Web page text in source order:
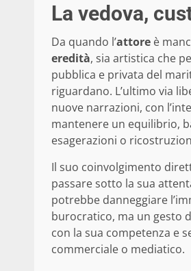
La vedova,
Da quando l’attore è
eredità, sia artistica che
pubblica e privata del
riguardano. L’ultimo via
nuove narrazioni, con
mantenere un equilibrio,
esagerazioni o
Il suo coinvolgimento
passare sotto la sua
potrebbe danneggiare
burocratico, ma un gesto
con la sua competenza e
commerciale o mediatico.